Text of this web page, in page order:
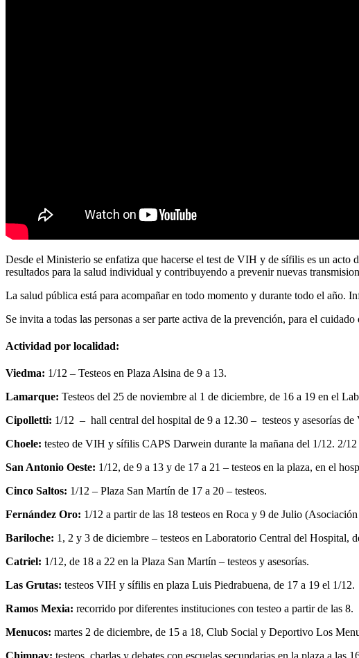
Desde el Ministerio se enfatiza que hacerse el test de VIH y de sífilis es un
resultados para la salud individual y contribuyendo a prevenir nuevas
La salud pública está para acompañar en todo momento y durante todo el año.
Se invita a todas las personas a ser parte activa de la prevención, para el
Actividad por localidad:
Viedma: 1/12 – Testeos en Plaza Alsina de 9 a 13.
Lamarque: Testeos del 25 de noviembre al 1 de diciembre, de 16 a 19 en el
Cipolletti: 1/12 – hall central del hospital de 9 a 12.30 – testeos y asesorías
Choele: testeo de VIH y sífilis CAPS Darwein durante la mañana del 1/12. 2/
San Antonio Oeste: 1/12, de 9 a 13 y de 17 a 21 – testeos en la plaza, en el
Cinco Saltos: 1/12 – Plaza San Martín de 17 a 20 – testeos.
Fernández Oro: 1/12 a partir de las 18 testeos en Roca y 9 de Julio
Bariloche: 1, 2 y 3 de diciembre – testeos en Laboratorio Central del Hospital,
Catriel: 1/12, de 18 a 22 en la Plaza San Martín – testeos y asesorías.
Las Grutas: testeos VIH y sífilis en plaza Luis Piedrabuena, de 17 a 19 el 1/12.
Ramos Mexia: recorrido por diferentes instituciones con testeo a partir de las 8.
Menucos: martes 2 de diciembre, de 15 a 18, Club Social y Deportivo Los